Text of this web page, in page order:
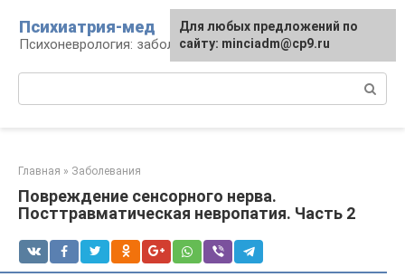
контенту
Психиатрия-мед
Психоневрология: заболевания и терапия
Главная » Заболевания
Повреждение сенсорного нерва.
Посттравматическая невропатия. Часть 2
Для любых предложений по
сайту: minciadm@cp9.ru